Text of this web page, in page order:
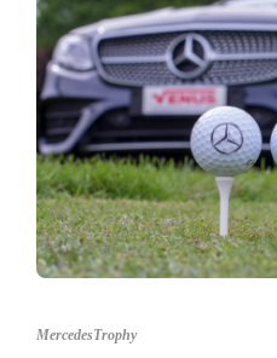
MercedesTrophy